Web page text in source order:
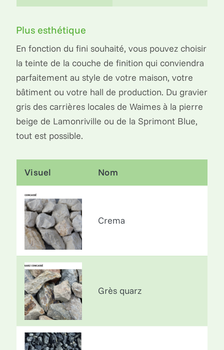
Plus esthétique
En fonction du fini souhaité, vous pouvez choisir
la teinte de la couche de finition qui conviendra
parfaitement au style de votre maison, votre
bâtiment ou votre hall de production. Du gravier
gris des carrières locales de Waimes à la pierre
beige de Lamonriville ou de la Sprimont Blue,
tout est possible.
Visuel Nom
Crema
Grès quarz